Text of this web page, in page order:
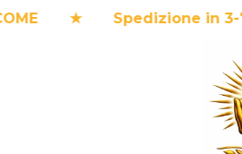
Spedizione in 3-7